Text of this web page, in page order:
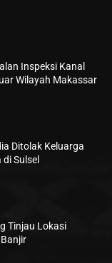
Inspeksi Kanal
Wilayah Makassar
Ditolak Keluarga
Sulsel
Tinjau Lokasi